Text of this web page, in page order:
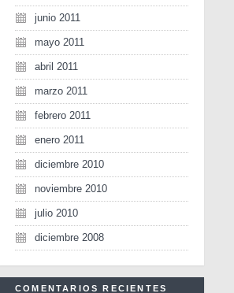
junio 2011
mayo 2011
abril 2011
marzo 2011
febrero 2011
enero 2011
diciembre 2010
noviembre 2010
julio 2010
diciembre 2008
COMENTARIOS RECIENTES